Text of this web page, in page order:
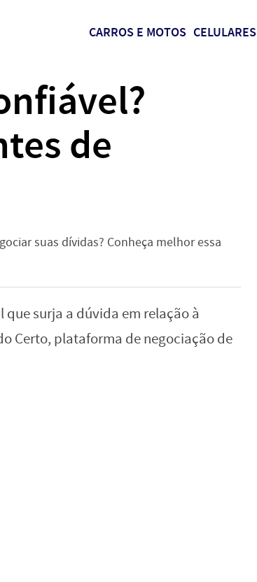
CARROS E MOTOS CELULARES
de
suas dívidas? Conheça melhor essa
surja a dúvida em relação à
Certo, plataforma de negociação de